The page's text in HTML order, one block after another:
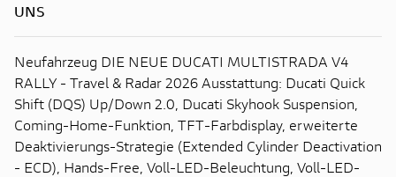
UNS
Neufahrzeug DIE NEUE DUCATI MULTISTRADA V4
RALLY - Travel & Radar 2026 Ausstattung: Ducati Quick
Shift (DQS) Up/Down 2.0, Ducati Skyhook Suspension,
Coming-Home-Funktion, TFT-Farbdisplay, erweiterte
Deaktivierungs-Strategie (Extended Cylinder Deactivation
- ECD), Hands-Free, Voll-LED-Beleuchtung, Voll-LED-